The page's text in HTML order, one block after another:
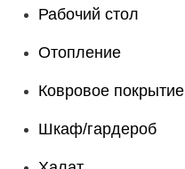
Рабочий стол
Отопление
Ковровое покрытие
Шкаф/гардероб